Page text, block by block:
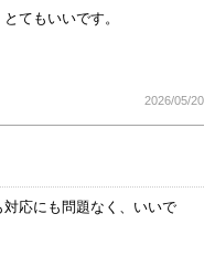
てもいいです。
2026/05/20
応にも問題なく、いいで